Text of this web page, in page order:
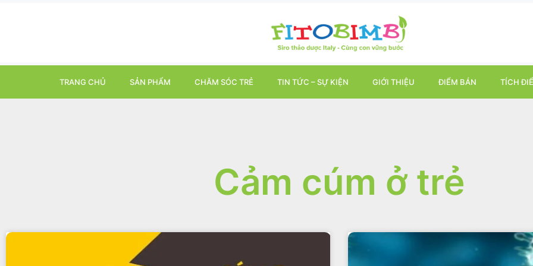
TRANG CHỦ SẢN PHẨM CHĂM SÓC TRẺ TIN TỨC – SỰ KIỆN GIỚI THIỆU ĐIỂM BÁN TÍCH
Cảm cúm ở trẻ